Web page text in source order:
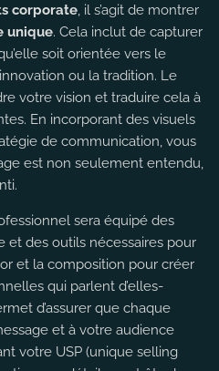
corporate, il s’agit de montrer
unique. Cela inclut de capturer
soit orientée vers le
ou la tradition. Le
votre vision et traduire cela à
En incorporant des visuels
de communication, vous
est non seulement entendu,
sera équipé des
et des outils nécessaires pour
et la composition pour créer
qui parlent d’elles-
d’assurer que chaque
et à votre audience
votre USP (unique selling